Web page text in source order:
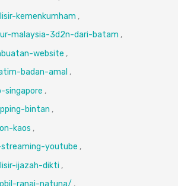
kemenkumham ,
malaysia-3d2n-dari-batam ,
website ,
badan-amal ,
singapore ,
bintan ,
kaos ,
youtube ,
ijazah-dikti ,